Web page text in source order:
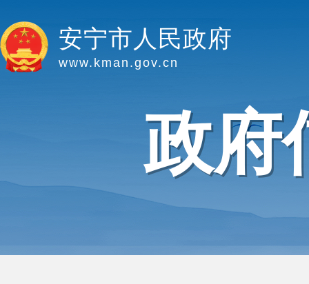
安宁市人民政府
www.kman.gov.cn
政府